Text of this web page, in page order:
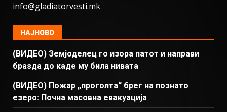
info@gladiatorvesti.mk
НАЈНОВО
(ВИДЕО) Земјоделец го изора патот и направи
бразда до каде му била нивата
(ВИДЕО) Пожар „проголта“ брег на познато
езеро: Почна масовна евакуација